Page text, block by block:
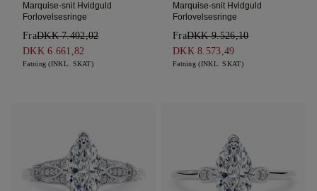
Marquise-snit Hvidguld
Forlovelsesringe
FraDKK 7.402,02
DKK 6.661,82
Fatning (INKL. SKAT)
Marquise-snit Hvidguld
Forlovelsesringe
FraDKK 9.526,10
DKK 8.573,49
Fatning (INKL. SKAT)